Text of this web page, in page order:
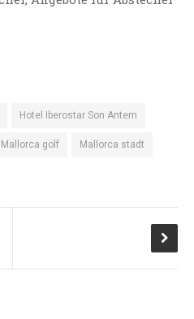
Hotel Iberostar Son Antem
Mallorca golf Mallorca stadt